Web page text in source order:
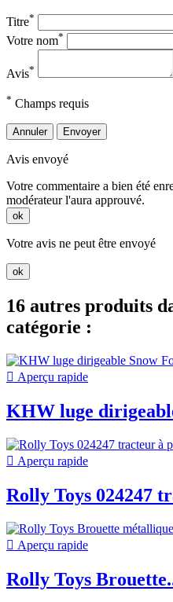
Titre*
Votre nom*
Avis*
* Champs requis
Annuler Envoyer
Avis envoyé
Votre commentaire a bien été
modérateur l'aura approuvé.
ok
Votre avis ne peut être envoyé
ok
16 autres produits
catégorie :
 Aperçu rapide
KHW luge
 Aperçu rapide
Rolly Toys 024247
 Aperçu rapide
Rolly Toys